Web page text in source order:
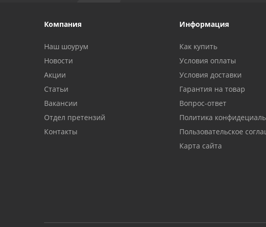
Компания
Наш шоурум
Новости
Акции
Статьи
Вакансии
Отдел претензий
Контакты
Информация
Как купить
Условия оплаты
Условия доставки
Гарантия на товар
Вопрос-ответ
Политика
Пользовательское
Карта сайта